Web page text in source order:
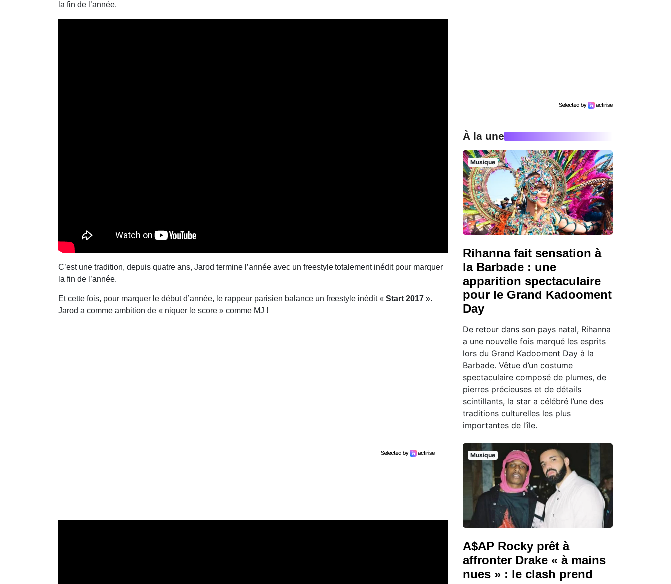
la fin de l’année.
C’est une tradition, depuis quatre ans, Jarod termine l’année avec un freestyle totalement inédit pour marquer
la fin de l’année.
Et cette fois, pour marquer le début d’année, le rappeur parisien balance un freestyle inédit « Start 2017 ».
Jarod a comme ambition de « niquer le score » comme MJ !
À la une
Musique
Rihanna fait sensation à
la Barbade : une
apparition spectaculaire
pour le Grand Kadooment
Day
De retour dans son pays natal, Rihanna
a une nouvelle fois marqué les esprits
lors du Grand Kadooment Day à la
Barbade. Vêtue d’un costume
spectaculaire composé de plumes, de
pierres précieuses et de détails
scintillants, la star a célébré l’une des
traditions culturelles les plus
importantes de l’île.
Musique
A$AP Rocky prêt à
affronter Drake « à mains
nues » : le clash prend